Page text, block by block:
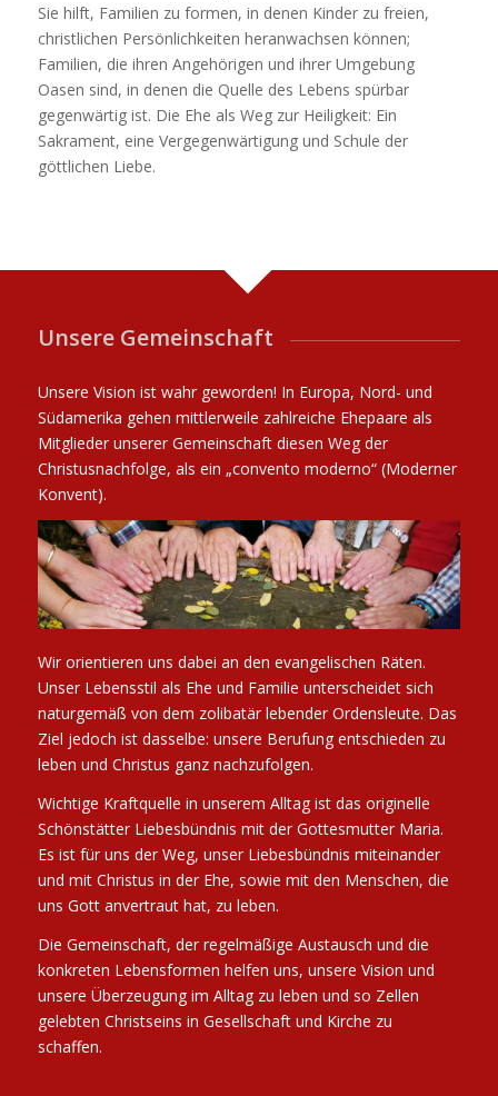
Sie hilft, Familien zu formen, in denen Kinder zu freien,
christlichen Persönlichkeiten heranwachsen können;
Familien, die ihren Angehörigen und ihrer Umgebung
Oasen sind, in denen die Quelle des Lebens spürbar
gegenwärtig ist. Die Ehe als Weg zur Heiligkeit: Ein
Sakrament, eine Vergegenwärtigung und Schule der
göttlichen Liebe.
Unsere Gemeinschaft
Unsere Vision ist wahr geworden! In Europa, Nord- und
Südamerika gehen mittlerweile zahlreiche Ehepaare als
Mitglieder unserer Gemeinschaft diesen Weg der
Christusnachfolge, als ein „convento moderno“ (Moderner
Konvent).
Wir orientieren uns dabei an den evangelischen Räten.
Unser Lebensstil als Ehe und Familie unterscheidet sich
naturgemäß von dem zolibatär lebender Ordensleute. Das
Ziel jedoch ist dasselbe: unsere Berufung entschieden zu
leben und Christus ganz nachzufolgen.
Wichtige Kraftquelle in unserem Alltag ist das originelle
Schönstätter Liebesbündnis mit der Gottesmutter Maria.
Es ist für uns der Weg, unser Liebesbündnis miteinander
und mit Christus in der Ehe, sowie mit den Menschen, die
uns Gott anvertraut hat, zu leben.
Die Gemeinschaft, der regelmäßige Austausch und die
konkreten Lebensformen helfen uns, unsere Vision und
unsere Überzeugung im Alltag zu leben und so Zellen
gelebten Christseins in Gesellschaft und Kirche zu
schaffen.